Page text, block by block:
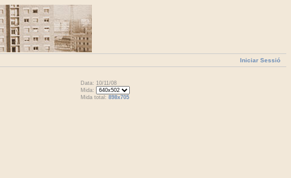
Iniciar Sessió
Data: 10/11/08
Mida:
Mida total: 898x705